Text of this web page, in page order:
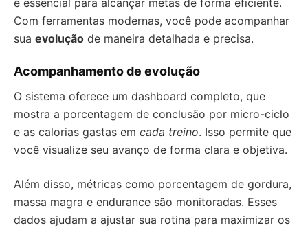
é essencial para alcançar metas de forma eficiente.
Com ferramentas modernas, você pode acompanhar
sua evolução de maneira detalhada e precisa.
Acompanhamento de evolução
O sistema oferece um dashboard completo, que
mostra a porcentagem de conclusão por micro-ciclo
e as calorias gastas em cada treino. Isso permite que
você visualize seu avanço de forma clara e objetiva.
Além disso, métricas como porcentagem de gordura,
massa magra e endurance são monitoradas. Esses
dados ajudam a ajustar sua rotina para maximizar os